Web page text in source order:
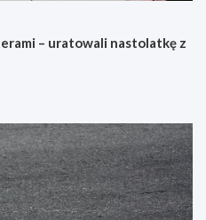
– uratowali nastolatkę z